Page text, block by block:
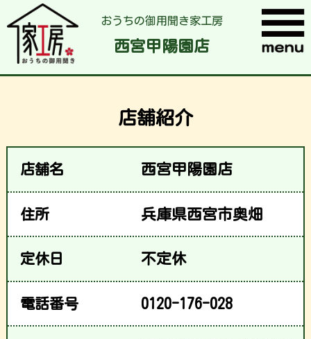
おうちの御用聞き家工房
西宮甲陽園店
店舗紹介
店舗名 西宮甲陽園店
住所 兵庫県西宮市奥畑
定休日 不定休
電話番号 0120-176-028